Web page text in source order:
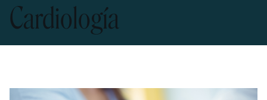
Atención médica
Cardiología